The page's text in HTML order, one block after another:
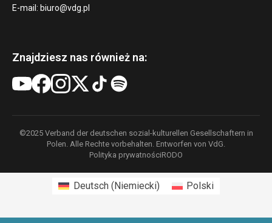
E-mail: biuro@vdg.pl
Znajdziesz nas również na:
©2025 Verband der deutschen sozial-kulturellen Gesellschaftern in
Polen. Alle Rechte vorbehalten. Entworfen von VdG.
Polityka prywatnościRODO
Deutsch(Niemiecki) Polski